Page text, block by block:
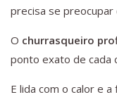
precisa se preocupar
O churrasqueiro
ponto exato de cada
E lida com o calor e